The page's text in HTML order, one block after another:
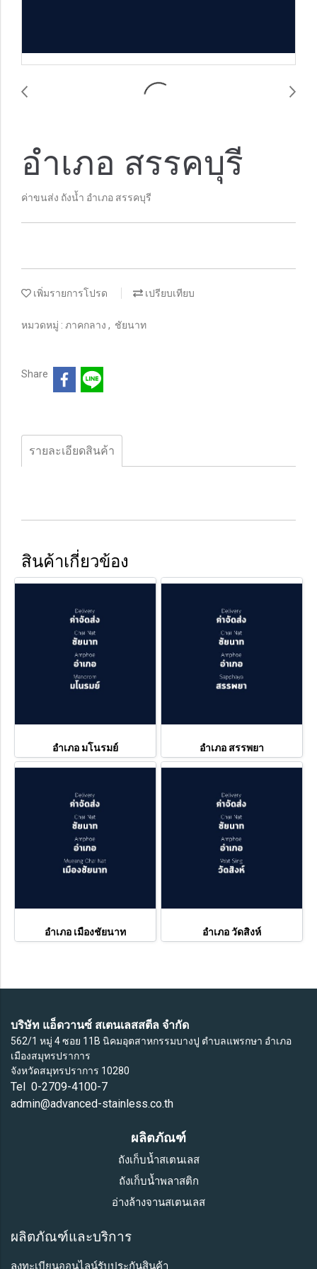
อำเภอ สรรคบุรี
ค่าขนส่ง ถังน้ำ อำเภอ สรรคบุรี
เพิ่มรายการโปรด เปรียบเทียบ
หมวดหมู่ : ภาคกลาง , ชัยนาท
Share
รายละเอียดสินค้า
สินค้าเกี่ยวข้อง
อำเภอ มโนรมย์ อำเภอ สรรพยา
อำเภอ เมืองชัยนาท อำเภอ วัดสิงห์
บริษัท แอ็ดวานซ์ สเตนเลสสตีล จำกัด
562/1 หมู่ 4 ซอย 11B นิคมอุตสาหกรรมบางปู ตำบลแพรกษา อำเภอ
เมืองสมุทรปราการ
จังหวัดสมุทรปราการ 10280
Tel 0-2709-4100-7
admin@advanced-stainless.co.th
ผลิตภัณฑ์
ถังเก็บน้ำสเตนเลส
ถังเก็บน้ำพลาสติก
อ่างล้างจานสเตนเลส
ผลิตภัณฑ์และบริการ
ลงทะเบียนออนไลน์รับประกันสินค้า